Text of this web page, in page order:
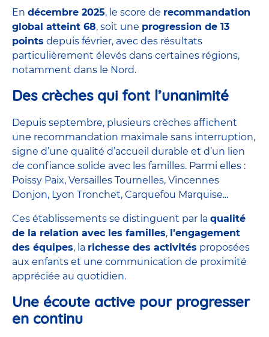
En décembre 2025, le score de recommandation
global atteint 68, soit une progression de 13
points depuis février, avec des résultats
particulièrement élevés dans certaines régions,
notamment dans le Nord.
Des crèches qui font l’unanimité
Depuis septembre, plusieurs crèches affichent
une recommandation maximale sans interruption,
signe d’une qualité d’accueil durable et d’un lien
de confiance solide avec les familles. Parmi elles :
Poissy Paix, Versailles Tournelles, Vincennes
Donjon, Lyon Tronchet, Carquefou Marquise...
Ces établissements se distinguent par la qualité
de la relation avec les familles, l’engagement
des équipes, la richesse des activités proposées
aux enfants et une communication de proximité
appréciée au quotidien.
Une écoute active pour progresser
en continu